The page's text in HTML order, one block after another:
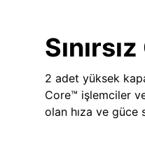
2 adet yüksek
Core™ işlemciler
olan hıza ve güce